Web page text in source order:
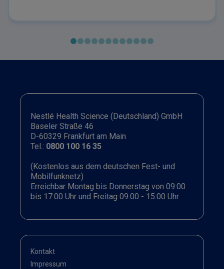
Tumorbehandlungen zusammen.
Nestlé Health Science (Deutschland) GmbH
Baseler Straße 46
D-60329 Frankfurt am Main
Tel.: 0800 100 16 35
(Kostenlos aus dem deutschen Fest- und
Mobilfunknetz)
Erreichbar Montag bis Donnerstag von 09:00
bis 17:00 Uhr und Freitag 09:00 - 15:00 Uhr
Kontakt
Impressum